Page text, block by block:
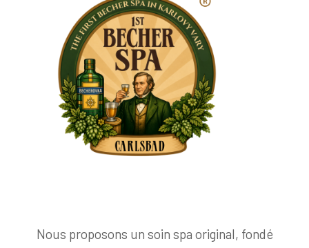
Nous proposons un soin spa original, fondé